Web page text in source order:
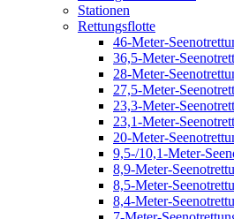
Stationen
Rettungsflotte
46-Meter-
36,5-Meter-
28-Meter-
27,5-Meter-
23,3-Meter-
23,1-Meter-
20-Meter-
9,5-/10,1-Meter-
8,9-Meter-
8,5-Meter-
8,4-Meter-